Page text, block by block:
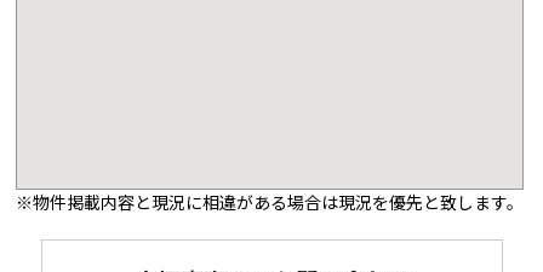
※物件掲載内容と現況に相違がある場合は現況を優先と致します。